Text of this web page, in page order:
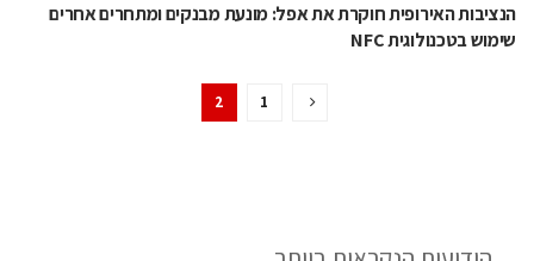
הנציבות האירופית חוקרת את אפל: מונעת מבנקים ומתחרים אחרים
שימוש בטכנולוגית NFC
1
2